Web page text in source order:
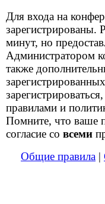
Для входа на
зарегистрированы.
минут, но
Администратором
также
правилами и
Помните, что ваше
согласие со всеми
Общие правила |